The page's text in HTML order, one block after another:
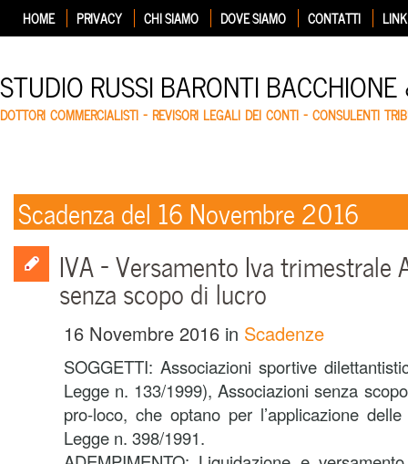
HOME PRIVACY CHI SIAMO DOVE SIAMO CONTATTI LINK
STUDIO RUSSI BARONTI
DOTTORI COMMERCIALISTI – REVISORI LEGALI DEI CONTI – CONSULENTI
Scadenza del 16 Novembre 2016
IVA – Versamento Iva trimestrale
senza scopo di lucro
16 Novembre 2016 in Scadenze
SOGGETTI: Associazioni sportive
Legge n. 133/1999), Associazioni senza
pro-loco, che optano per l’applicazione
Legge n. 398/1991.